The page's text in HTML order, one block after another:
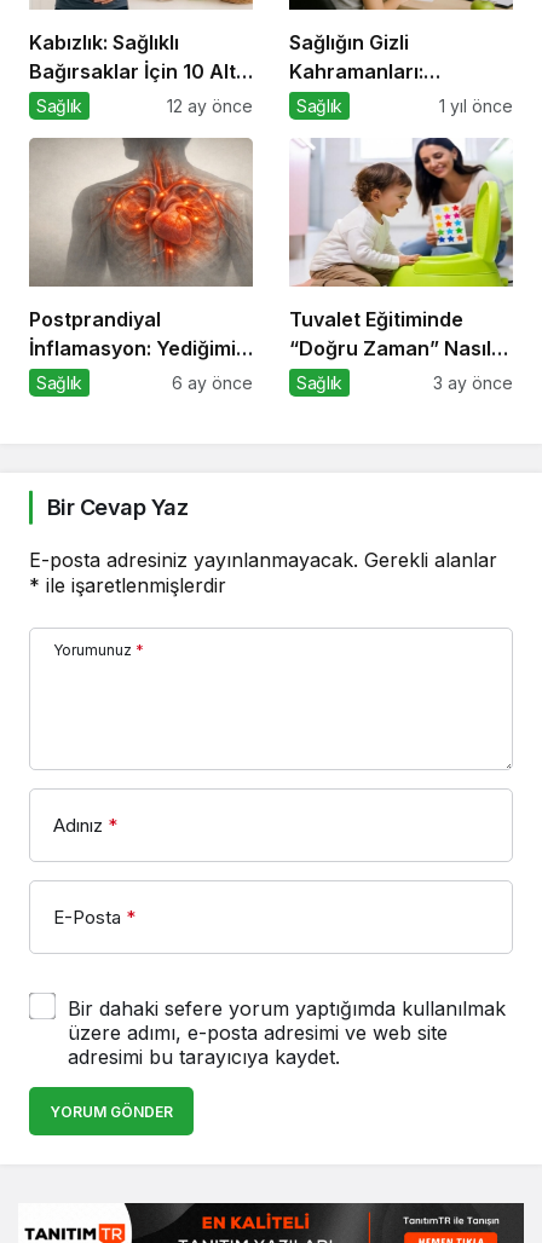
Kabızlık: Sağlıklı
Bağırsaklar İçin 10 Altın
Öneri
Sağlık 12 ay önce
Sağlığın Gizli
Kahramanları:
Diyetisyenlerimiz
Sağlık 1 yıl önce
Postprandiyal
İnflamasyon: Yediğimiz
Yemekten Saatler
Sağlık 6 ay önce
Tuvalet Eğitiminde
“Doğru Zaman” Nasıl
Anlaşılır?
Sağlık 3 ay önce
Bir Cevap Yaz
E-posta adresiniz yayınlanmayacak. Gerekli alanlar
* ile işaretlenmişlerdir
Yorumunuz *
Adınız *
E-Posta *
Bir dahaki sefere yorum yaptığımda kullanılmak
üzere adımı, e-posta adresimi ve web site
adresimi bu tarayıcıya kaydet.
YORUM GÖNDER